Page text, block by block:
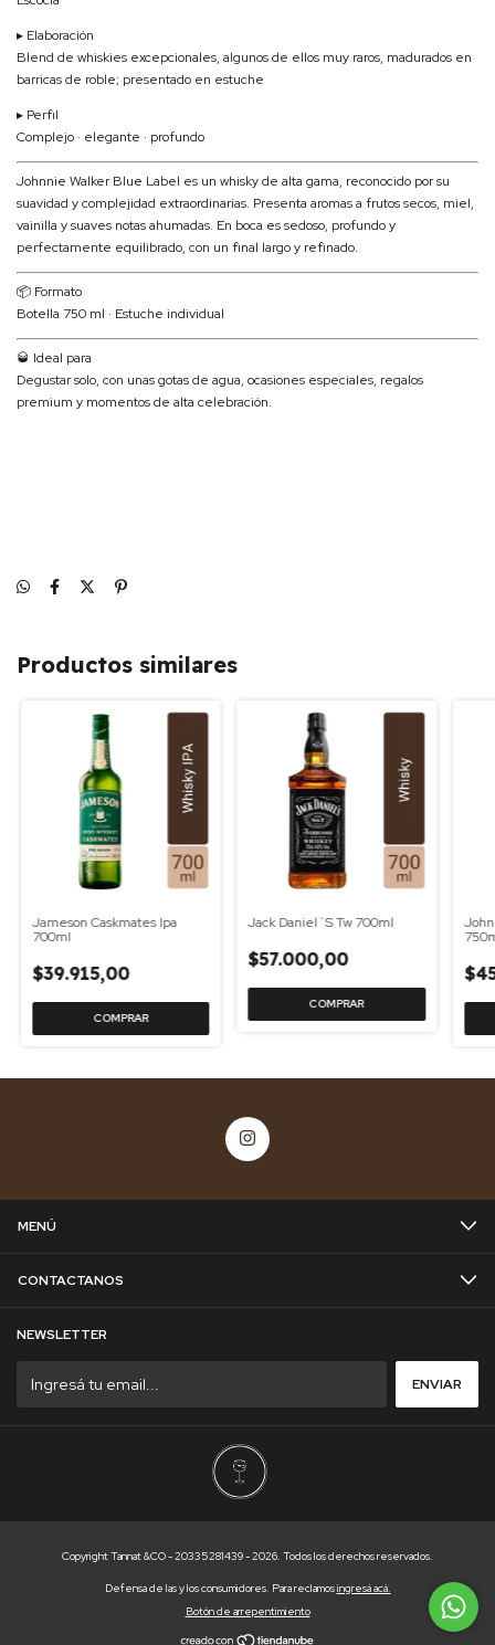
▸ Elaboración
Blend de whiskies excepcionales, algunos de ellos muy raros, madurados en
barricas de roble; presentado en estuche
▸ Perfil
Complejo · elegante · profundo
Johnnie Walker Blue Label es un whisky de alta gama, reconocido por su
suavidad y complejidad extraordinarias. Presenta aromas a frutos secos, miel,
vainilla y suaves notas ahumadas. En boca es sedoso, profundo y
perfectamente equilibrado, con un final largo y refinado.
📦 Formato
Botella 750 ml · Estuche individual
🥃 Ideal para
Degustar solo, con unas gotas de agua, ocasiones especiales, regalos
premium y momentos de alta celebración.
Productos similares
Jameson Caskmates Ipa
700ml
$39.915,00
Jack Daniel´S Tw 700ml
$57.000,00
MENÚ
CONTACTANOS
NEWSLETTER
Copyright Tannat &CO - 20335281439 - 2026. Todos los derechos reservados.
Defensa de las y los consumidores. Para reclamosingresá acá.
Botón de arrepentimiento